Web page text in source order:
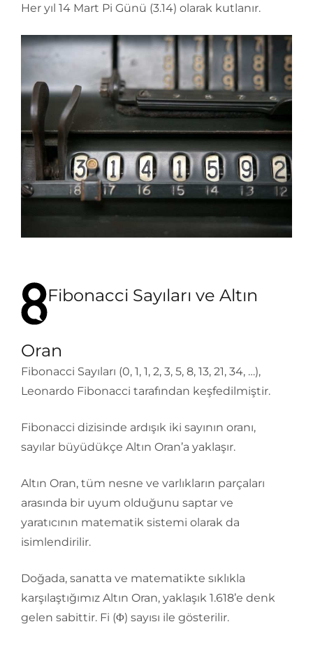
Her yıl 14 Mart Pi Günü (3.14) olarak kutlanır.
Fibonacci Sayıları ve Altın
Oran
Fibonacci Sayıları (0, 1, 1, 2, 3, 5, 8, 13, 21, 34, …),
Leonardo Fibonacci tarafından keşfedilmiştir.
Fibonacci dizisinde ardışık iki sayının oranı,
sayılar büyüdükçe Altın Oran’a yaklaşır.
Altın Oran, tüm nesne ve varlıkların parçaları
arasında bir uyum olduğunu saptar ve
yaratıcının matematik sistemi olarak da
isimlendirilir.
Doğada, sanatta ve matematikte sıklıkla
karşılaştığımız Altın Oran, yaklaşık 1.618’e denk
gelen sabittir. Fi (Φ) sayısı ile gösterilir.